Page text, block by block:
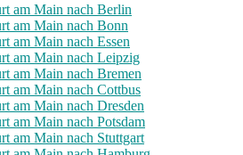
am Main nach Berlin
am Main nach Bonn
am Main nach Essen
am Main nach Leipzig
am Main nach Bremen
am Main nach Cottbus
am Main nach Dresden
am Main nach Potsdam
am Main nach Stuttgart